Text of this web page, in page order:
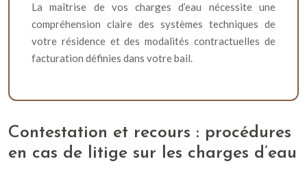
La maîtrise de vos charges d’eau nécessite une
compréhension claire des systèmes techniques de
votre résidence et des modalités contractuelles de
facturation définies dans votre bail.
Contestation et recours : procédures
en cas de litige sur les charges d’eau